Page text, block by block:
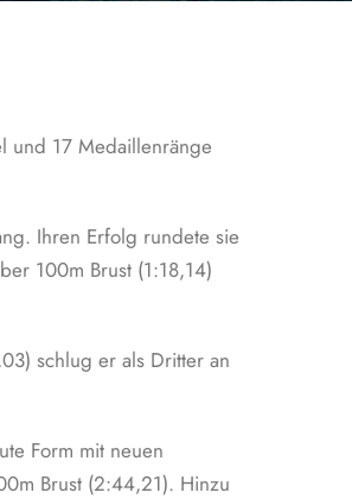
und 17 Medaillenränge
Ihren Erfolg rundete sie
100m Brust (1:18,14)
schlug er als Dritter an
Form mit neuen
Brust (2:44,21). Hinzu